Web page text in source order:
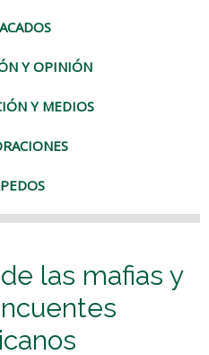
Y OPINIÓN
Y MEDIOS
las mafias y